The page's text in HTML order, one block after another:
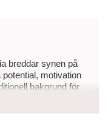
breddar synen på
potential, motivation
bakgrund för